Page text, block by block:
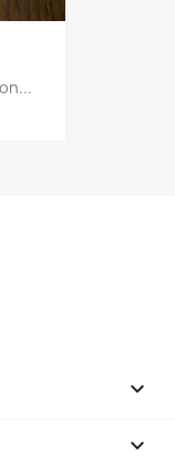

keyboard_arrow_down